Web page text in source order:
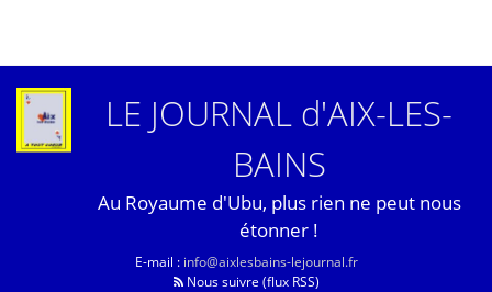
LE JOURNAL d'AIX-LES-
BAINS
Au Royaume d'Ubu, plus rien ne peut nous
étonner !
E-mail : info@aixlesbains-lejournal.fr
Nous suivre (flux RSS)